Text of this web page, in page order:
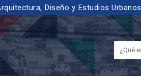
Diseño y Estudios Urbanos